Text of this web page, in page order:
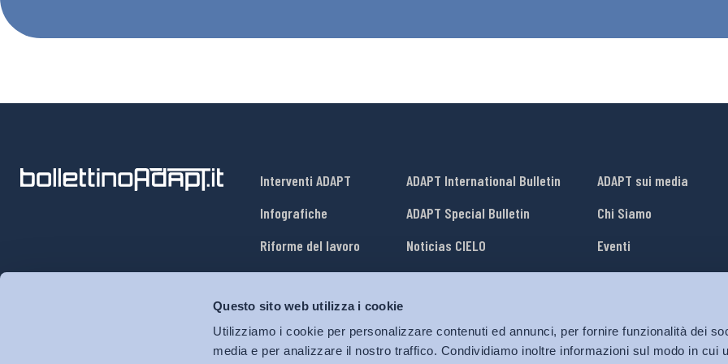
Questo sito web utilizza i cookie
Utilizziamo i cookie per personalizzare contenuti ed annunci, per fornire funzionalità dei
media e per analizzare il nostro traffico. Condividiamo inoltre informazioni sul modo in cui
Interventi ADAPT
Infografiche
Riforme del lavoro
Mercato del lavoro
Relazioni industriali
Salute e sicurezza
ADAPT International Bulletin
ADAPT Special Bulletin
Noticias CIELO
ADAPT sui media
Chi Siamo
Eventi
Lavora con Noi